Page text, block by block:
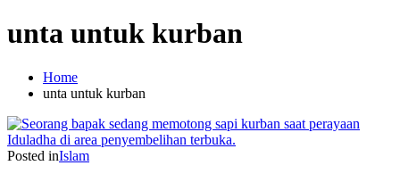
unta untuk kurban
Home
unta untuk kurban
Posted inIslam